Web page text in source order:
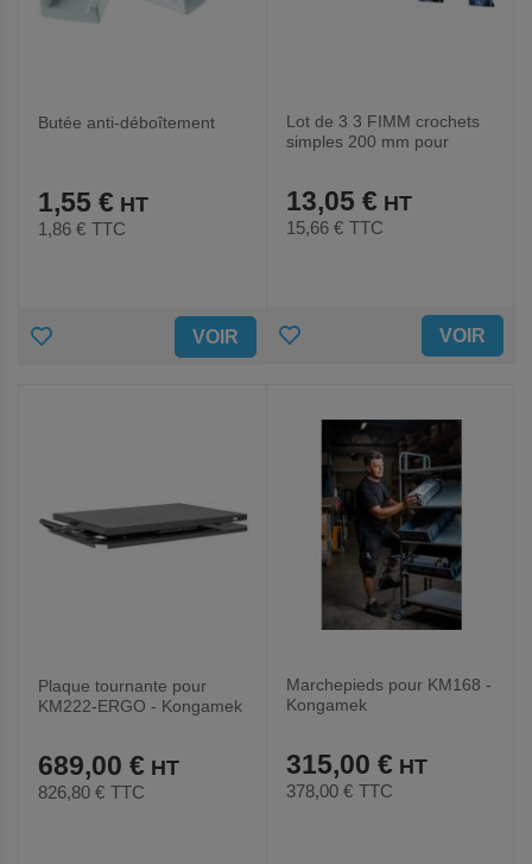
Butée anti-déboîtement
1,55 €
1,86 € TTC
AJOUTER VOIR
Lot de 3 3 FIMM crochets
simples 200 mm pour
13,05 €
15,66 € TTC
AJOUTER
FAVORIS
VOIR
Plaque tournante pour
KM222-ERGO - Kongamek
689,00 €
826,80 € TTC
Marchepieds pour KM168 -
Kongamek
315,00 €
378,00 € TTC